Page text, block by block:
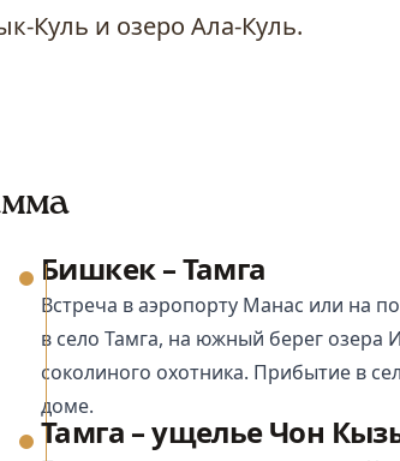
Куль и озеро Ала-Куль.
Бишкек – Тамга
Встреча в аэропорту Манас или на
в село Тамга, на южный берег озера
соколиного охотника. Прибытие в
доме.
Тамга – ущелье Чон